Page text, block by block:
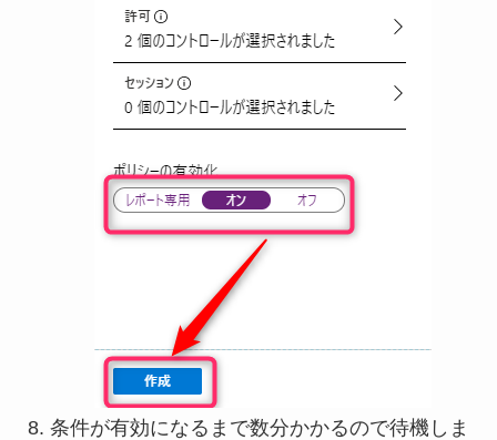
条件が有効になるまで数分かかるので待機しま